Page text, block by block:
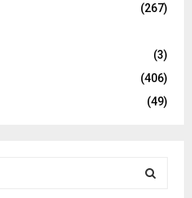
(267)
(3)
(406)
(49)